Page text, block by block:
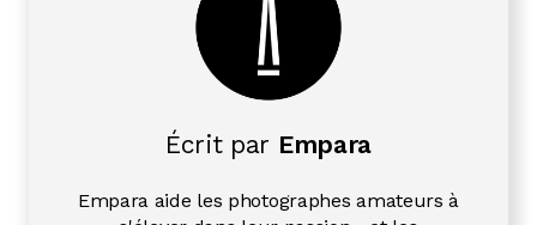
Écrit par Empara
Empara aide les photographes amateurs à